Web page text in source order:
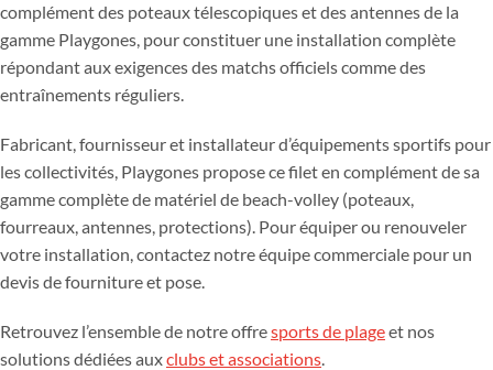
complément des poteaux télescopiques et des antennes de la
gamme Playgones, pour constituer une installation complète
répondant aux exigences des matchs officiels comme des
entraînements réguliers.
Fabricant, fournisseur et installateur d’équipements sportifs pour
les collectivités, Playgones propose ce filet en complément de sa
gamme complète de matériel de beach-volley (poteaux,
fourreaux, antennes, protections). Pour équiper ou renouveler
votre installation, contactez notre équipe commerciale pour un
devis de fourniture et pose.
Retrouvez l’ensemble de notre offresports de plageet nos
solutions dédiées auxclubs et associations.